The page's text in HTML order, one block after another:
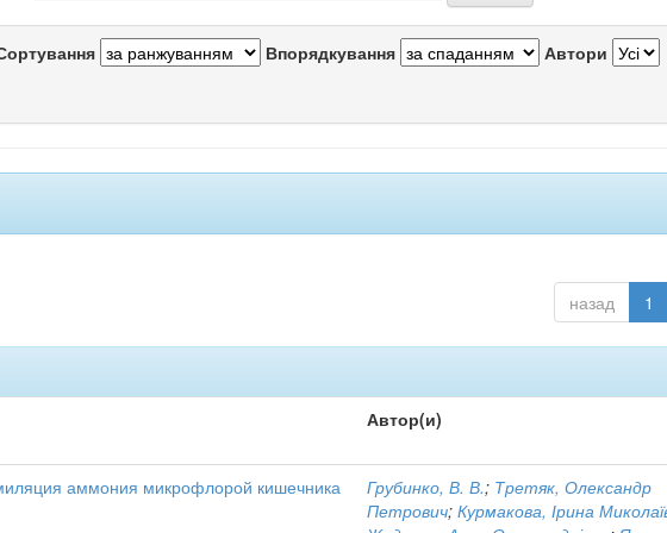
Впорядкування Автори
назад 1
Автор(и)
аммония микрофлорой кишечника
Грубинко, В. В.; Третяк, Олександр
Петрович;Курмакова, Ірина